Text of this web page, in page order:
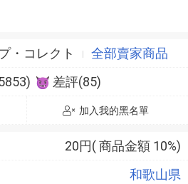
・コレクト 全部賣家商品
差評(85)
加入我的黑名單
20円( 商品金額 10%)
和歌山県